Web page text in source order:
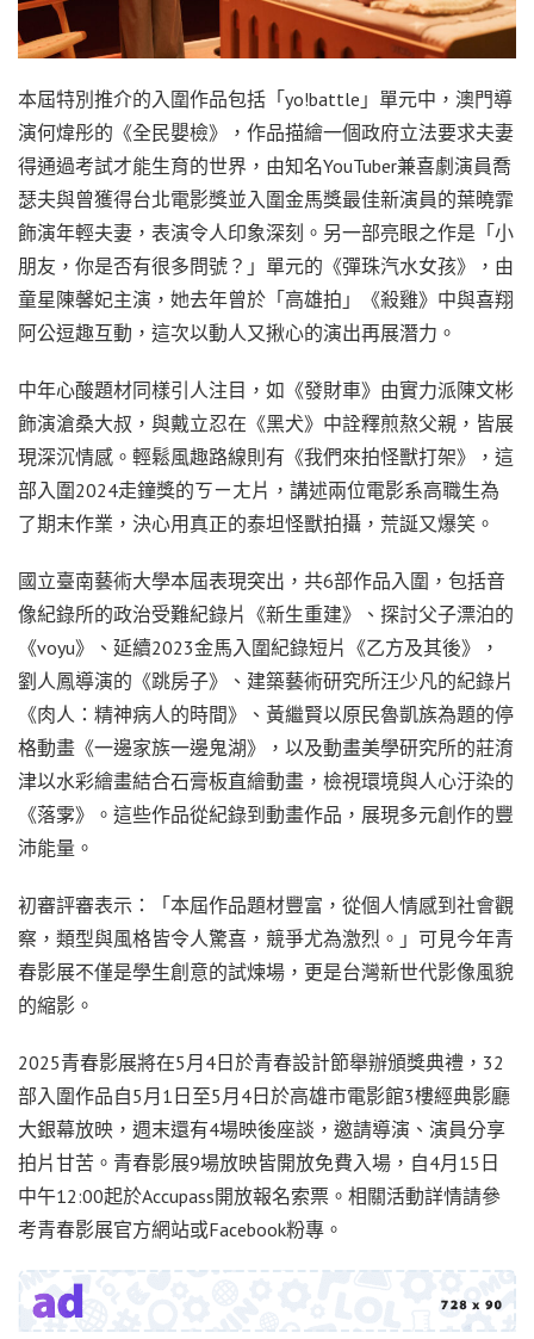
本屆特別推介的入圍作品包括「yo!battle」單元中，澳門導
演何煒彤的《全民嬰檢》，作品描繪一個政府立法要求夫妻
得通過考試才能生育的世界，由知名YouTuber兼喜劇演員喬
瑟夫與曾獲得台北電影獎並入圍金馬獎最佳新演員的葉曉霏
飾演年輕夫妻，表演令人印象深刻。另一部亮眼之作是「小
朋友，你是否有很多問號？」單元的《彈珠汽水女孩》，由
童星陳馨妃主演，她去年曾於「高雄拍」《殺雞》中與喜翔
阿公逗趣互動，這次以動人又揪心的演出再展潛力。
中年心酸題材同樣引人注目，如《發財車》由實力派陳文彬
飾演滄桑大叔，與戴立忍在《黑犬》中詮釋煎熬父親，皆展
現深沉情感。輕鬆風趣路線則有《我們來拍怪獸打架》，這
部入圍2024走鐘獎的ㄎㄧㄤ片，講述兩位電影系高職生為
了期末作業，決心用真正的泰坦怪獸拍攝，荒誕又爆笑。
國立臺南藝術大學本屆表現突出，共6部作品入圍，包括音
像紀錄所的政治受難紀錄片《新生重建》、探討父子漂泊的
《voyu》、延續2023金馬入圍紀錄短片《乙方及其後》，
劉人鳳導演的《跳房子》、建築藝術研究所汪少凡的紀錄片
《肉人：精神病人的時間》、黃繼賢以原民魯凱族為題的停
格動畫《一邊家族一邊鬼湖》，以及動畫美學研究所的莊淯
津以水彩繪畫結合石膏板直繪動畫，檢視環境與人心汙染的
《落雺》。這些作品從紀錄到動畫作品，展現多元創作的豐
沛能量。
初審評審表示：「本屆作品題材豐富，從個人情感到社會觀
察，類型與風格皆令人驚喜，競爭尤為激烈。」可見今年青
春影展不僅是學生創意的試煉場，更是台灣新世代影像風貌
的縮影。
2025青春影展將在5月4日於青春設計節舉辦頒獎典禮，32
部入圍作品自5月1日至5月4日於高雄市電影館3樓經典影廳
大銀幕放映，週末還有4場映後座談，邀請導演、演員分享
拍片甘苦。青春影展9場放映皆開放免費入場，自4月15日
中午12:00起於Accupass開放報名索票。相關活動詳情請參
考青春影展官方網站或Facebook粉專。